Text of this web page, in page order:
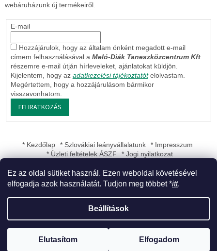
Ez az oldal sütiket használ. Ezen weboldal követésével
elfogadja azok használatát. Tudjon meg többet *itt.
Beállítások
Elutasítom Elfogadom
webáruházunk új termékeiről.
E-mail
Hozzájárulok, hogy az általam önként megadott e-mail
címem felhasználásával a Meló-Diák Taneszközcentrum Kft
részemre e-mail útján hírleveleket, ajánlatokat küldjön.
Kijelentem, hogy az adatkezelési tájékoztatót elolvastam.
Megértettem, hogy a hozzájárulásom bármikor
visszavonhatom.
FELIRATKOZÁS
* Kezdőlap * Szlovákiai leányvállalatunk
* Impresszum
* Üzleti feltételek ÁSZF
* Jogi nyilatkozat
Meló-Diák Taneszközcentrum Kft
fenntartva.
Süti beállítások szerkesztése